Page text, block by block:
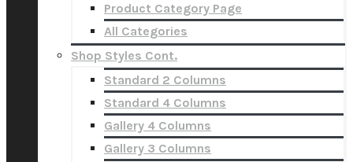
Product Category Page
All Categories
Shop Styles Cont.
Standard 2 Columns
Standard 4 Columns
Gallery 4 Columns
Gallery 3 Columns